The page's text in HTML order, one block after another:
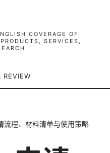
COVERAGE OF
SERVICES,
程、材料清单与使用策略